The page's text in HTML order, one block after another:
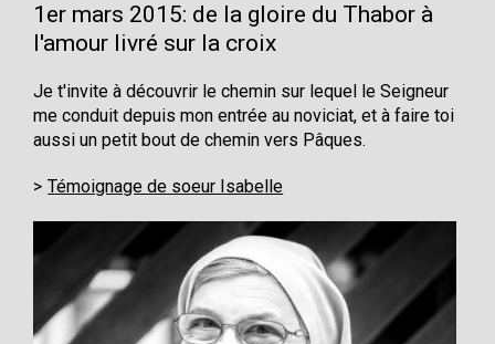
1er mars 2015: de la gloire du Thabor à
l'amour livré sur la croix
Je t'invite à découvrir le chemin sur lequel le Seigneur
me conduit depuis mon entrée au noviciat, et à faire toi
aussi un petit bout de chemin vers Pâques.
Témoignage de soeur Isabelle